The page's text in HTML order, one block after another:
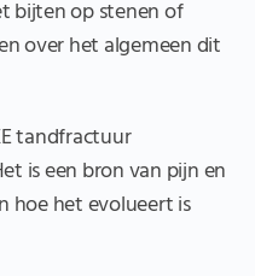
bijten op stenen of
over het algemeen dit
tandfractuur
is een bron van pijn en
hoe het evolueert is